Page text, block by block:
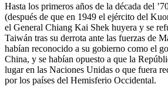
Hasta los primeros años de la década del
(después de que en 1949 el ejército del
el General Chiang Kai Shek huyera y se
Taiwán tras su derrota ante las fuerzas de
habían reconocido a su gobierno como el
China, y se habían opuesto a que la
lugar en las Naciones Unidas o que fuera
por los países del Hemisferio Occidental.